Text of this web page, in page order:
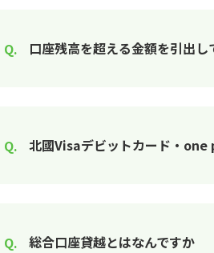
口座残高を超える金額を引出
北國Visaデビットカード・
総合口座貸越とはなんですか